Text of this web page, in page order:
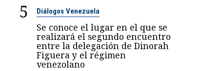
5 Diálogos Venezuela
Se conoce el lugar en el que se
realizará el segundo encuentro
entre la delegación de Dinorah
Figuera y el régimen
venezolano